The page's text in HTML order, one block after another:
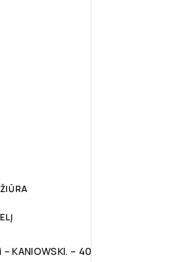
KANIOWSKI. – 40